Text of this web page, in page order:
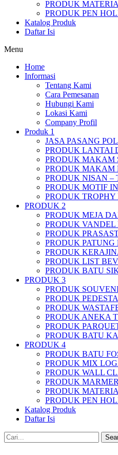
PRODUK
PRODUK PEN
Katalog Produk
Daftar Isi
Menu
Home
Informasi
Tentang Kami
Cara Pemesanan
Hubungi Kami
Lokasi Kami
Company Profil
Produk 1
JASA PASANG
PRODUK LANTAI
PRODUK MAKAM
PRODUK MAKAM
PRODUK NISAN –
PRODUK MOTIF
PRODUK TROPHY
PRODUK 2
PRODUK MEJA
PRODUK
PRODUK
PRODUK
PRODUK
PRODUK LIST
PRODUK BATU
PRODUK 3
PRODUK
PRODUK
PRODUK
PRODUK ANEKA
PRODUK
PRODUK BATU
PRODUK 4
PRODUK BATU
PRODUK MIX
PRODUK WALL
PRODUK
PRODUK
PRODUK PEN
Katalog Produk
Daftar Isi